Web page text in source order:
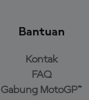
Bantuan
Kontak
FAQ
Gabung MotoGP™